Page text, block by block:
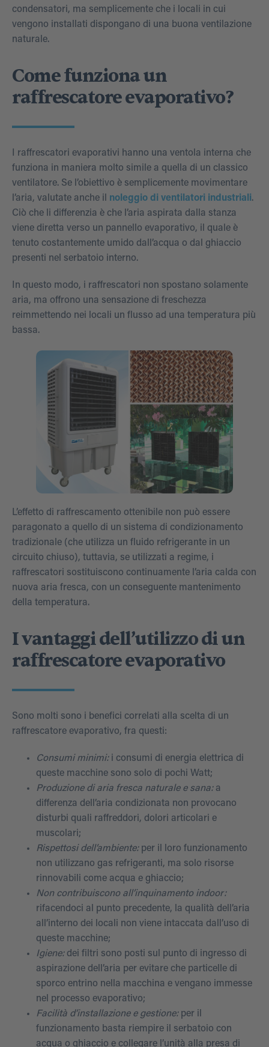
condensatori, ma semplicemente che i locali in cui
vengono installati dispongano di una buona ventilazione
naturale.
Come funziona un
raffrescatore evaporativo?
I raffrescatori evaporativi hanno una ventola interna che
funziona in maniera molto simile a quella di un classico
ventilatore. Se l’obiettivo è semplicemente movimentare
l’aria, valutate anche il noleggio di ventilatori industriali.
Ciò che li differenzia è che l’aria aspirata dalla stanza
viene diretta verso un pannello evaporativo, il quale è
tenuto costantemente umido dall’acqua o dal ghiaccio
presenti nel serbatoio interno.
In questo modo, i raffrescatori non spostano solamente
aria, ma offrono una sensazione di freschezza
reimmettendo nei locali un flusso ad una temperatura più
bassa.
L’effetto di raffrescamento ottenibile non può essere
paragonato a quello di un sistema di condizionamento
tradizionale (che utilizza un fluido refrigerante in un
circuito chiuso), tuttavia, se utilizzati a regime, i
raffrescatori sostituiscono continuamente l’aria calda con
nuova aria fresca, con un conseguente mantenimento
della temperatura.
I vantaggi dell’utilizzo di un
raffrescatore evaporativo
Sono molti sono i benefici correlati alla scelta di un
raffrescatore evaporativo, fra questi:
Consumi minimi:i consumi di energia elettrica di
queste macchine sono solo di pochi Watt;
Produzione di aria fresca naturale e sana:a
differenza dell’aria condizionata non provocano
disturbi quali raffreddori, dolori articolari e
muscolari;
Rispettosi dell’ambiente:per il loro funzionamento
non utilizzano gas refrigeranti, ma solo risorse
rinnovabili come acqua e ghiaccio;
Non contribuiscono all’inquinamento indoor:
rifacendoci al punto precedente, la qualità dell’aria
all’interno dei locali non viene intaccata dall’uso di
queste macchine;
Igiene:dei filtri sono posti sul punto di ingresso di
aspirazione dell’aria per evitare che particelle di
sporco entrino nella macchina e vengano immesse
nel processo evaporativo;
Facilità d’installazione e gestione: per il
funzionamento basta riempire il serbatoio con
acqua o ghiaccio e collegare l’unità alla presa di